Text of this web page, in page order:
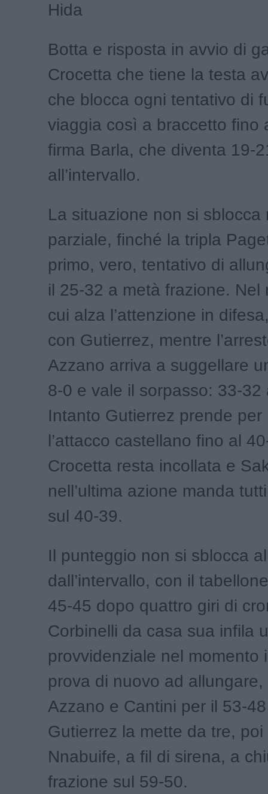
Hida
Botta e risposta in avvio di
Crocetta che tiene la testa
che blocca ogni tentativo di
viaggia così a braccetto fino
firma Barla, che diventa 19-
all’intervallo.
La situazione non si sblocca
parziale, finché la tripla
primo, vero, tentativo di
il 25-32 a metà frazione. Nel
cui alza l’attenzione in
con Gutierrez, mentre
Azzano arriva a suggellare
8-0 e vale il sorpasso: 33-32
Intanto Gutierrez prende per
l’attacco castellano fino al
Crocetta resta incollata e
nell’ultima azione manda
sul 40-39.
Il punteggio non si sblocca
dall’intervallo, con il
45-45 dopo quattro giri di
Corbinelli da casa sua infila
provvidenziale nel momento
prova di nuovo ad
Azzano e Cantini per il 53-48
Gutierrez la mette da tre,
Nnabuife, a fil di sirena, a
frazione sul 59-50.